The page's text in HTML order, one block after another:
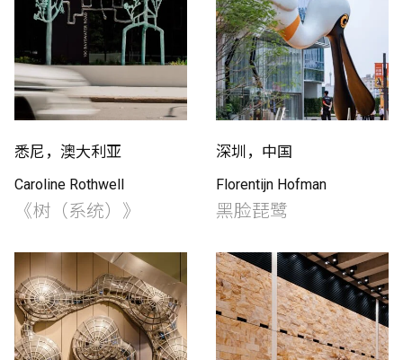
悉尼，澳大利亚
Caroline Rothwell
《树（系统）》
深圳，中国
Florentijn Hofman
黑脸琵鹭